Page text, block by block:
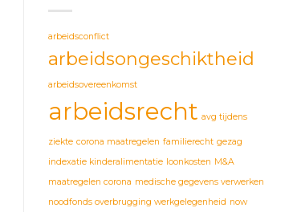
arbeidsconflict
arbeidsongeschiktheid
arbeidsovereenkomst
arbeidsrecht avg tijdens
ziekte corona maatregelen familierecht gezag
indexatie kinderalimentatie loonkosten M&A
maatregelen corona medische gegevens verwerken
noodfonds overbrugging werkgelegenheid now